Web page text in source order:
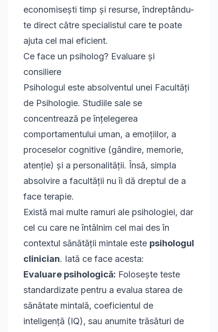
economisești timp și resurse, îndreptându-
te direct către specialistul care te poate
ajuta cel mai eficient.
Ce face un psiholog? Evaluare și
consiliere
Psihologul este absolventul unei Facultăți
de Psihologie. Studiile sale se
concentrează pe înțelegerea
comportamentului uman, a emoțiilor, a
proceselor cognitive (gândire, memorie,
atenție) și a personalității. Însă, simpla
absolvire a facultății nu îi dă dreptul de a
face terapie.
Există mai multe ramuri ale psihologiei, dar
cel cu care ne întâlnim cel mai des în
contextul sănătății mintale este psihologul
clinician. Iată ce face acesta:
Evaluare psihologică: Folosește teste
standardizate pentru a evalua starea de
sănătate mintală, coeficientul de
inteligență (IQ), sau anumite trăsături de